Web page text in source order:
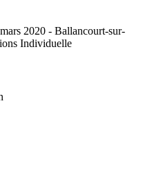
2020 - Ballancourt-sur-
Individuelle